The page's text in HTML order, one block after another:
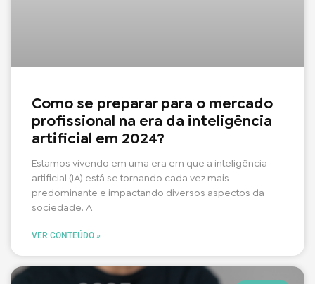
Como se preparar para o mercado
profissional na era da inteligência
artificial em 2024?
Estamos vivendo em uma era em que a inteligência
artificial (IA) está se tornando cada vez mais
predominante e impactando diversos aspectos da
sociedade. A
VER CONTEÚDO »